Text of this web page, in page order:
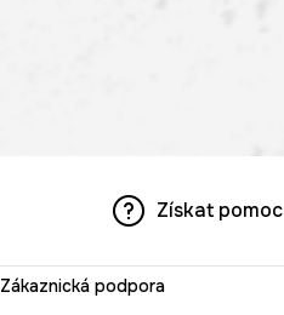
Získat pomoc
Zákaznická podpora